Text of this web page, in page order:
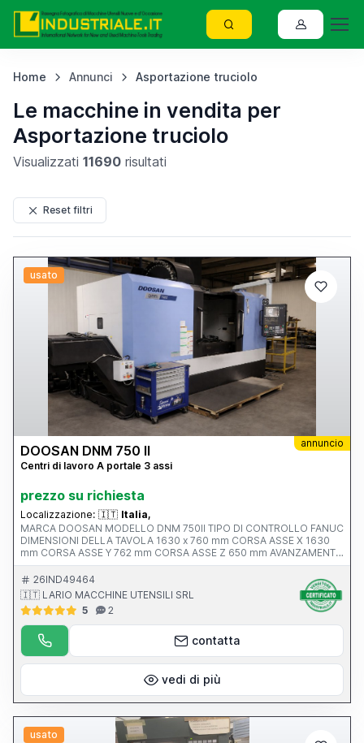
Home Annunci Asportazione truciolo
Le macchine in vendita per
Asportazione truciolo
Visualizzati 11690 risultati
Reset filtri
usato
annuncio
DOOSAN DNM 750 II
Centri di lavoro A portale 3 assi
prezzo su richiesta
Localizzazione: 🇮🇹 Italia,
MARCA DOOSAN MODELLO DNM 750II TIPO DI CONTROLLO FANUC
DIMENSIONI DELLA TAVOLA 1630 x 760 mm CORSA ASSE X 1630
mm CORSA ASSE Y 762 mm CORSA ASSE Z 650 mm AVANZAMENTO
RAPIDO ASSI X-Y-Z ATTACCO MANDRINO Iso 40 VELOCITA’
MANDRINO 12.000 rpm ANNO V MACCHINA CE 2017 PESO 13500
KG
26IND49464
🇮🇹 LARIO MACCHINE UTENSILI SRL
5
2
contatta
vedi di più
usato